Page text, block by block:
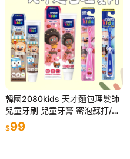
韓國2080kids 天才麵包理髮師
兒童牙刷 兒童牙膏 密泡蘇打/綜
合莓果
$99